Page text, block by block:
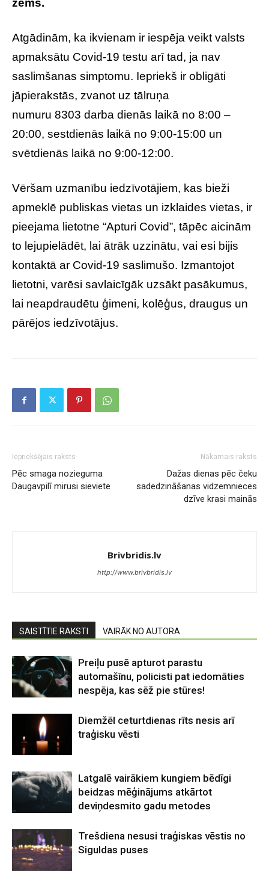
zems.
Atgādinām, ka ikvienam ir iespēja veikt valsts
apmaksātu Covid-19 testu arī tad, ja nav
saslimšanas simptomu. Iepriekš ir obligāti
jāpierakstās, zvanot uz tālruņa
numuru 8303 darba dienās laikā no 8:00 –
20:00, sestdienās laikā no 9:00-15:00 un
svētdienās laikā no 9:00-12:00.
Vēršam uzmanību iedzīvotājiem, kas bieži
apmeklē publiskas vietas un izklaides vietas, ir
pieejama lietotne “Apturi Covid”, tāpēc aicinām
to lejupielādēt, lai ātrāk uzzinātu, vai esi bijis
kontaktā ar Covid-19 saslimušo. Izmantojot
lietotni, varēsi savlaicīgāk uzsākt pasākumus,
lai neapdraudētu ģimeni, kolēģus, draugus un
pārējos iedzīvotājus.
Iepriekšējais raksts
Pēc smaga nozieguma
Daugavpilī mirusi sieviete
Nākamais raksts
Dažas dienas pēc čeku
sadedzināšanas vidzemnieces
dzīve krasi mainās
Brivbridis.lv
http://www.brivbridis.lv
SAISTĪTIE RAKSTI VAIRĀK NO AUTORA
Preiļu pusē apturot parastu
automašīnu, policisti pat iedomāties
nespēja, kas sēž pie stūres!
Diemžēl ceturtdienas rīts nesis arī
traģisku vēsti
Latgalē vairākiem kungiem bēdīgi
beidzas mēģinājums atkārtot
deviņdesmito gadu metodes
Trešdiena nesusi traģiskas vēstis no
Siguldas puses